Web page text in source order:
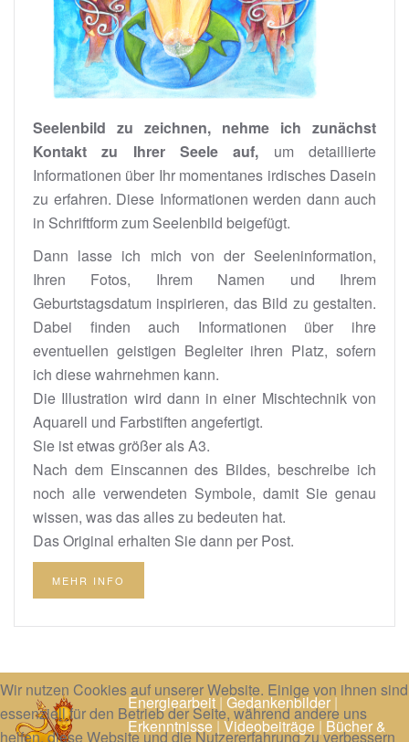
Seelenbild zu zeichnen, nehme ich zunächst
Kontakt zu Ihrer Seele auf, um detaillierte
Informationen über Ihr momentanes irdisches Dasein
zu erfahren. Diese Informationen werden dann auch
in Schriftform zum Seelenbild beigefügt.
Dann lasse ich mich von der Seeleninformation,
Ihren Fotos, Ihrem Namen und Ihrem
Geburtstagsdatum inspirieren, das Bild zu gestalten.
Dabei finden auch Informationen über ihre
eventuellen geistigen Begleiter ihren Platz, sofern
ich diese wahrnehmen kann.
Die Illustration wird dann in einer Mischtechnik von
Aquarell und Farbstiften angefertigt.
Sie ist etwas größer als A3.
Nach dem Einscannen des Bildes, beschreibe ich
noch alle verwendeten Symbole, damit Sie genau
wissen, was das alles zu bedeuten hat.
Das Original erhalten Sie dann per Post.
MEHR INFO
Energiearbeit|Gedankenbilder|
Erkenntnisse|Videobeiträge|Bücher &
Wir nutzen Cookies auf unserer Website. Einige von ihnen sind
essenziell für den Betrieb der Seite, während andere uns
helfen, diese Website und die Nutzererfahrung zu verbessern